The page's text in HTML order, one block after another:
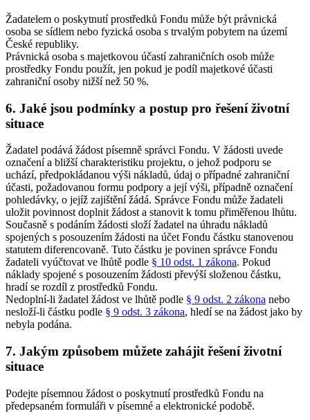
Žadatelem o poskytnutí prostředků Fondu může být právnická
osoba se sídlem nebo fyzická osoba s trvalým pobytem na území
České republiky.
Právnická osoba s majetkovou účastí zahraničních osob může
prostředky Fondu použít, jen pokud je podíl majetkové účasti
zahraniční osoby nižší než 50 %.
6. Jaké jsou podmínky a postup pro řešení životní
situace
Žadatel podává žádost písemně správci Fondu. V žádosti uvede
označení a bližší charakteristiku projektu, o jehož podporu se
uchází, předpokládanou výši nákladů, údaj o případné zahraniční
účasti, požadovanou formu podpory a její výši, případně označení
pohledávky, o jejíž zajištění žádá. Správce Fondu může žadateli
uložit povinnost doplnit žádost a stanovit k tomu přiměřenou lhůtu.
Současně s podáním žádosti složí žadatel na úhradu nákladů
spojených s posouzením žádosti na účet Fondu částku stanovenou
statutem diferencovaně. Tuto částku je povinen správce Fondu
žadateli vyúčtovat ve lhůtě podle § 10 odst. 1 zákona. Pokud
náklady spojené s posouzením žádosti převýší složenou částku,
hradí se rozdíl z prostředků Fondu.
Nedoplní-li žadatel žádost ve lhůtě podle § 9 odst. 2 zákona nebo
nesloží-li částku podle § 9 odst. 3 zákona, hledí se na žádost jako by
nebyla podána.
7. Jakým způsobem můžete zahájit řešení životní
situace
Podejte písemnou žádost o poskytnutí prostředků Fondu na
předepsaném formuláři v písemné a elektronické podobě.